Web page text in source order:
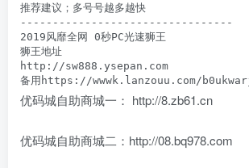
推荐建议；多号号越多越快
---------------------------------
2019风靡全网 0秒PC光速狮王
狮王地址
http://sw888.ysepan.com
备用https://wwwk.lanzouu.com/
优码城自助商城一： http://8.zb61.cn
优码城自助商城二：http://08.bq978.com